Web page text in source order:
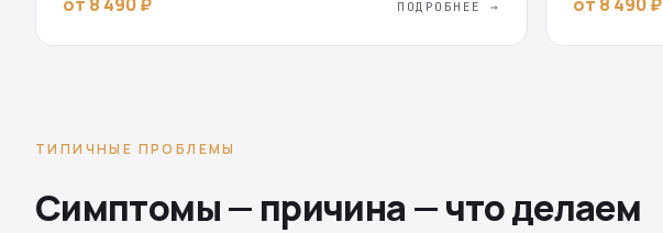
ПОДРОБНЕЕ →
ТИПИЧНЫЕ ПРОБЛЕМЫ
Симптомы — причина — что делаем